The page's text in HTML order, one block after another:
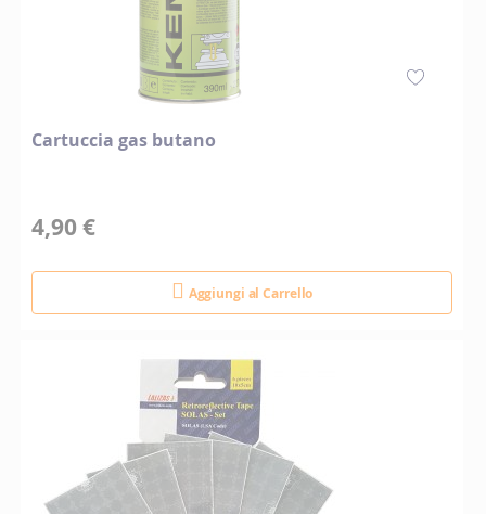
Cartuccia gas butano
4,90 €
Aggiungi al Carrello